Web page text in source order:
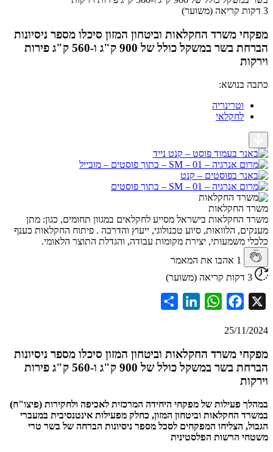
משרד החקלאות וביטחון המזון סיכלו מספר ניסיונות
הברחת בשר במשקל כולל של 900 ק"ג ו-560 ק"ג פירות
וטרינריה
לחקלאי
בישראל מסייע לחקלאים במגוון תחומים, כגון: מתן
הלוואות, סיוע טכנולוגי, ייעוץ והדרכה . פיתוח החקלאות כענף
משמעותי, יצירת מקומות עבודה, והגדלת התוצר הלאומי.
אהבו את המאמר
Facebook
WhatsApp
LinkedIn
Share
25/
משרד החקלאות וביטחון המזון סיכלו מספר ניסיונות
הברחת בשר במשקל כולל של 900 ק"ג ו-560 ק"ג פירות
פעילות של מפקחי היחידה המרכזית לאכיפה ולחקירות (פיצו"ח)
החקלאות וביטחון המזון, כחלק מפעילות אינטנסיבית במעברי
הצליחו המפקחים לסכל מספר ניסיונות הברחה של בשר טרי
הרשות הפלסטינית